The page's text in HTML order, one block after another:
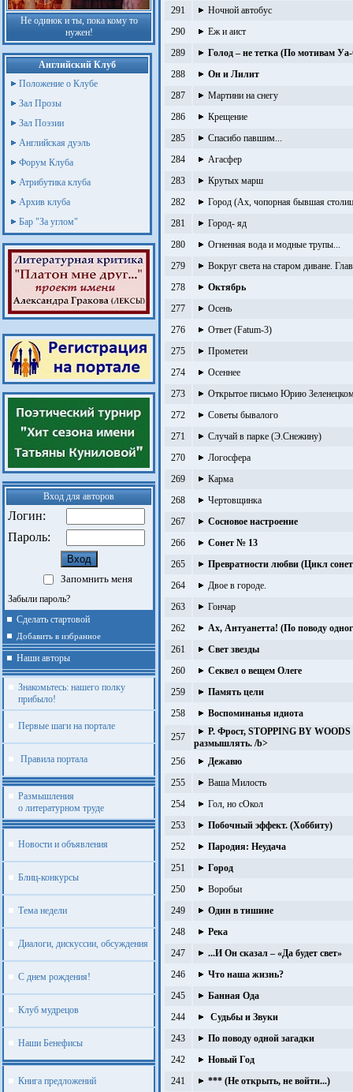
Не одинок и ты, пока кому то
нужен!
Английский Клуб
Положение о Клубе
Зал Прозы
Зал Поэзии
Английская дуэль
Форум Клуба
Атрибутика клуба
Архив клуба
Бар "За углом"
Вход для авторов
Логин:
Пароль:
Запомнить меня
Забыли пароль?
Сделать стартовой
Добавить в избранное
Наши авторы
Знакомьтесь: нашего полку
прибыло!
Первые шаги на портале
Правила портала
Размышления
о литературном труде
Новости и объявления
Блиц-конкурсы
Тема недели
Диалоги, дискуссии, обсуждения
С днем рождения!
Клуб мудрецов
Наши Бенефисы
Книга предложений
291
Ночной автобус
290
Еж и аист
289
Голод – не тетка (По мотивам
288
Он и Лилит
287
Мартини на снегу
286
Крещение
285
Спасибо павшим...
284
Агасфер
283
Крутых марш
282
Город (Ах, чопорная бывшая
281
Город- яд
280
Огненная вода и модные трупы...
279
Вокруг света на старом диване.
278
Октябрь
277
Осень
276
Ответ (Fatum-3)
275
Прометеи
274
Осеннее
273
Открытое письмо Юрию
272
Советы бывалого
271
Случай в парке (Э.Снежину)
270
Логосфера
269
Карма
268
Чертовщинка
267
Сосновое настроение
266
Сонет № 13
265
Превратности любви (Цикл
264
Двое в городе.
263
Гончар
262
Ах, Антуанетта! (По поводу
261
Свет звезды
260
Секвел о вещем Олеге
259
Память цели
258
Воспоминанья идиота
257
Р. Фрост, STOPPING BY
размышлять. /b>
256
Дежавю
255
Ваша Милость
254
Гол, но сОкол
253
Побочный эффект. (Хоббиту)
252
Пародия: Неудача
251
Город
250
Воробьи
249
Один в тишине
248
Река
247
...И Он сказал – «Да будет свет»
246
Что наша жизнь?
245
Банная Ода
244
Судьбы и Звуки
243
По поводу одной загадки
242
Новый Год
241
*** (Не открыть, не войти...)